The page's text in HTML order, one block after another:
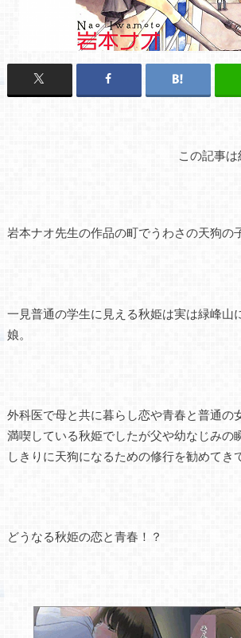
この記事は
岩本ナオ先生の作品の町でうわさの天狗の
一見普通の学生に見える秋姫は実は緑峰山
娘。
外科医で母と共に暮らし恋や青春と普通の
満喫している秋姫でしたが父や幼なじみの
しきりに天狗になるための修行を勧めてき
どうなる秋姫の恋と青春！？